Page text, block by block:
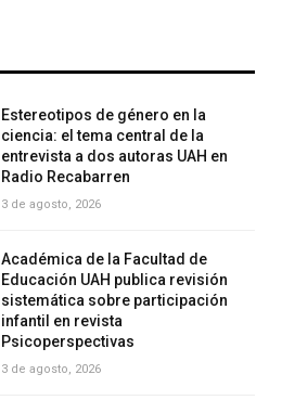
Estereotipos de género en la
ciencia: el tema central de la
entrevista a dos autoras UAH en
Radio Recabarren
3 de agosto, 2026
Académica de la Facultad de
Educación UAH publica revisión
sistemática sobre participación
infantil en revista
Psicoperspectivas
3 de agosto, 2026